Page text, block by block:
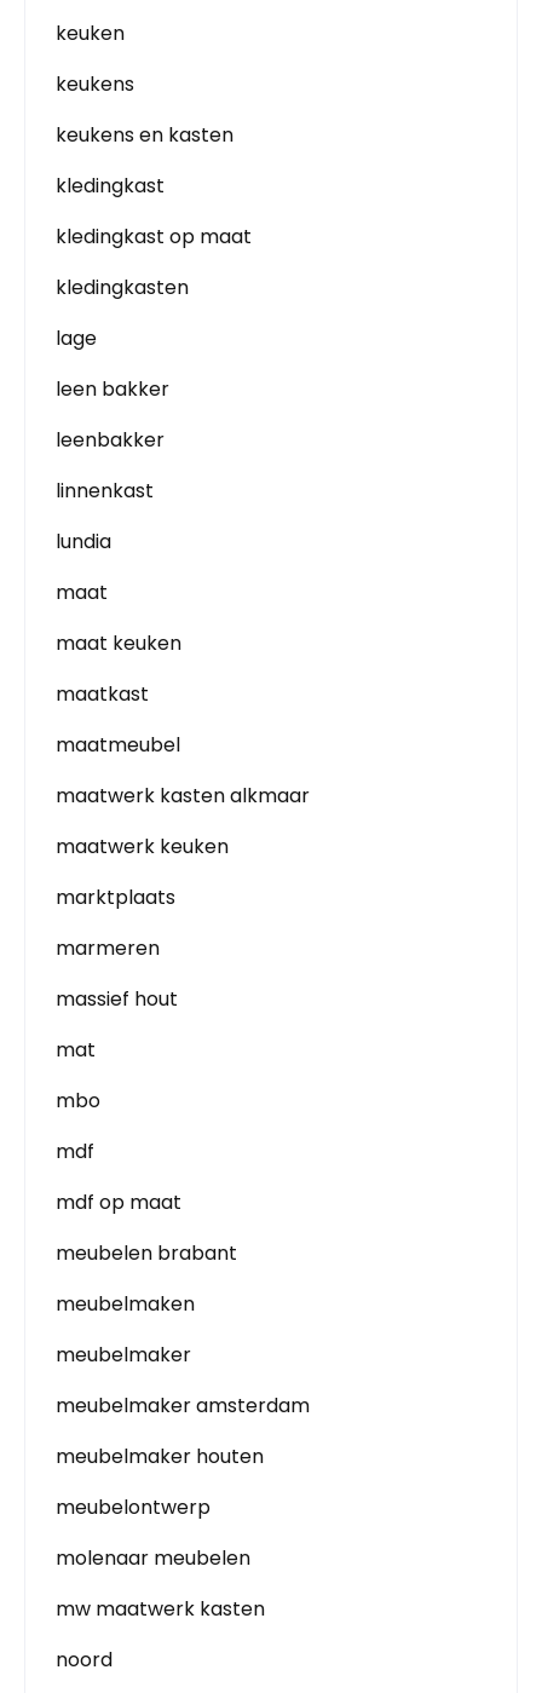
keuken
keukens
keukens en kasten
kledingkast
kledingkast op maat
kledingkasten
lage
leen bakker
leenbakker
linnenkast
lundia
maat
maat keuken
maatkast
maatmeubel
maatwerk kasten alkmaar
maatwerk keuken
marktplaats
marmeren
massief hout
mat
mbo
mdf
mdf op maat
meubelen brabant
meubelmaken
meubelmaker
meubelmaker amsterdam
meubelmaker houten
meubelontwerp
molenaar meubelen
mw maatwerk kasten
noord